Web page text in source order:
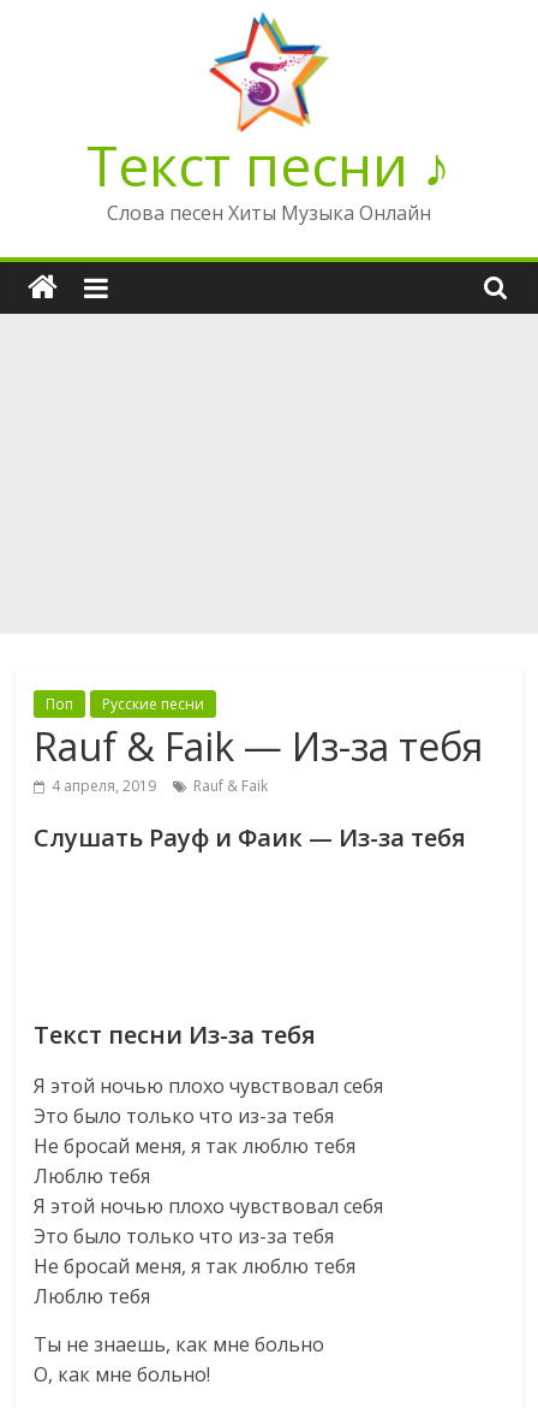
Текст песни ♪
Слова песен Хиты Музыка Онлайн
Поп Русские песни
Rauf & Faik — Из-за тебя
4 апреля, 2019 Rauf & Faik
Слушать Рауф и Фаик — Из-за тебя
Текст песни Из-за тебя
Я этой ночью плохо чувствовал себя
Это было только что из-за тебя
Не бросай меня, я так люблю тебя
Люблю тебя
Я этой ночью плохо чувствовал себя
Это было только что из-за тебя
Не бросай меня, я так люблю тебя
Люблю тебя
Ты не знаешь, как мне больно
О, как мне больно!